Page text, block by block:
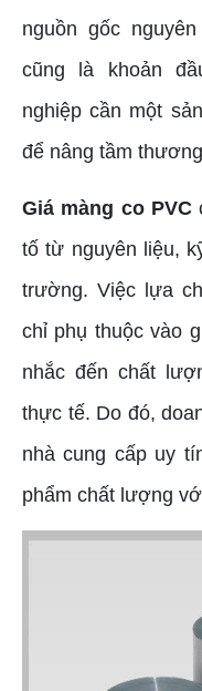
nguồn gốc
cũng là khoản
nghiệp cần một
để nâng tầm
Giá màng co PVC
tố từ nguyên liệu,
trường. Việc lựa
chỉ phụ thuộc vào
nhắc đến chất
thực tế. Do đó,
nhà cung cấp uy
phẩm chất lượng